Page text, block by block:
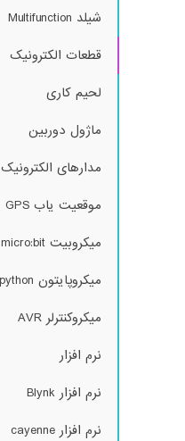
شیلد Multifunction
قطعات الکترونیک
لحیم کاری
ماژول دوربین
مدارهای الکترونیک
موقعیت یاب GPS
میکروبیت micro:bit
میکروپایتون Micropython
میکروکنترلر AVR
نرم افزار
نرم افزار Blynk
نرم افزار cayenne